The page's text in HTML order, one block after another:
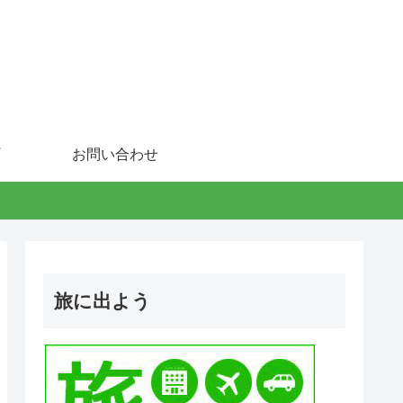
お問い合わせ
旅に出よう